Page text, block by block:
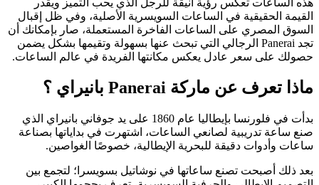
هذه الساعات تعكس رؤية أنيقة للرجل الذي يحب التميز ويقدر
القيمة الحقيقية في الساعات السويسرية الأصلية، وفي ظل إقبال
السوق المصري على الساعات الفاخرة المستعملة، صار بإمكانك أن
تجد Panerai الرجالي التي تبحث عنها بسهولة وتقيمها بشكل يضمن
حصولك على سعر عادل يعكس مكانتها الفريدة في عالم الساعات.
ماذا تعرف عن ماركة Panerai بانيراي ؟
بدأت في فلورنسا بإيطاليا عام 1860 على يد جوفاني بانيراي الذي
صنع ساعة تدريبية لصانعي الساعات، اشتهرت في بداياتها بصناعة
ساعات وأدوات دقيقة للبحرية الإيطالية، خصوصًا الغواصين.
بعد ذلك أصبحت تصنع ساعاتها في نوشاتيل بسويسرا؛ لتجمع بين